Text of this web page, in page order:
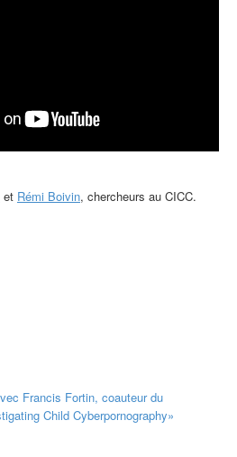
et Rémi Boivin, chercheurs au CICC.
Francis Fortin, coauteur du
Child Cyberpornography»